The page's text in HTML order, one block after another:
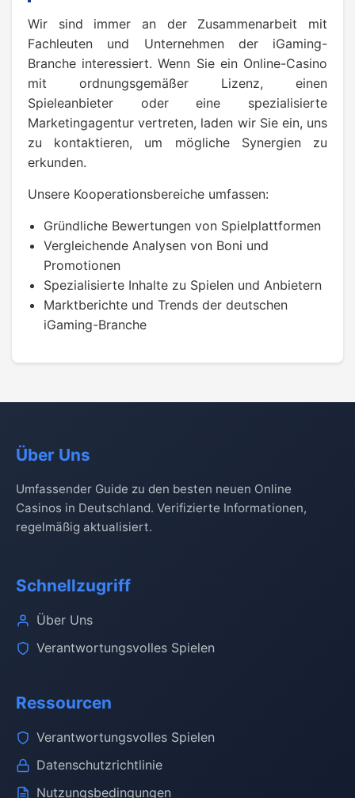
Wir sind immer an der Zusammenarbeit mit
Fachleuten und Unternehmen der iGaming-
Branche interessiert. Wenn Sie ein Online-Casino
mit ordnungsgemäßer Lizenz, einen
Spieleanbieter oder eine spezialisierte
Marketingagentur vertreten, laden wir Sie ein, uns
zu kontaktieren, um mögliche Synergien zu
erkunden.
Unsere Kooperationsbereiche umfassen:
Gründliche Bewertungen von Spielplattformen
Vergleichende Analysen von Boni und
Promotionen
Spezialisierte Inhalte zu Spielen und Anbietern
Marktberichte und Trends der deutschen
iGaming-Branche
Über Uns
Umfassender Guide zu den besten neuen Online
Casinos in Deutschland. Verifizierte Informationen,
regelmäßig aktualisiert.
Schnellzugriff
Über Uns
Verantwortungsvolles Spielen
Ressourcen
Verantwortungsvolles Spielen
Datenschutzrichtlinie
Nutzungsbedingungen